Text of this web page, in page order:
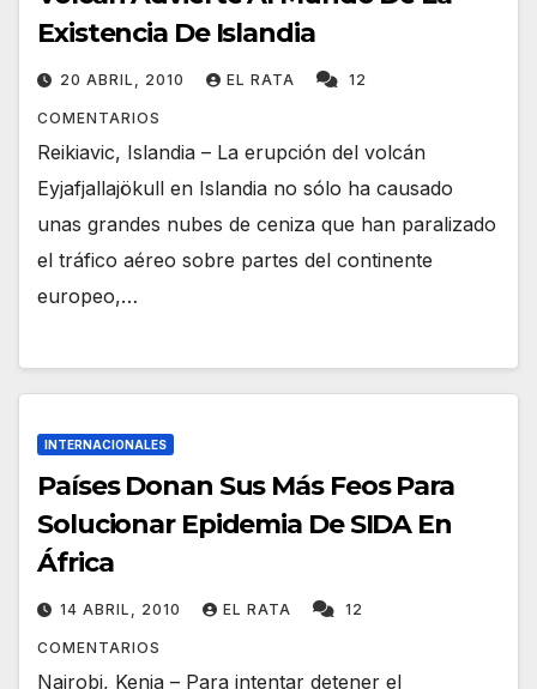
Existencia De Islandia
20 ABRIL, 2010 EL RATA 12
COMENTARIOS
Reikiavic, Islandia – La erupción del volcán
Eyjafjallajökull en Islandia no sólo ha causado
unas grandes nubes de ceniza que han paralizado
el tráfico aéreo sobre partes del continente
europeo,…
INTERNACIONALES
Países Donan Sus Más Feos Para
Solucionar Epidemia De SIDA En
África
14 ABRIL, 2010 EL RATA 12
COMENTARIOS
Nairobi, Kenia – Para intentar detener el